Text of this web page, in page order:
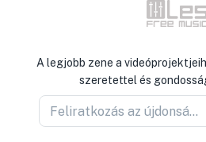
A legjobb zene a
szeretettel és
Feliratkozás az újdonságokért